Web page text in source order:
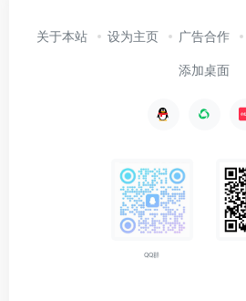
关于本站 设为主页 广告合作
添加桌面
QQ群